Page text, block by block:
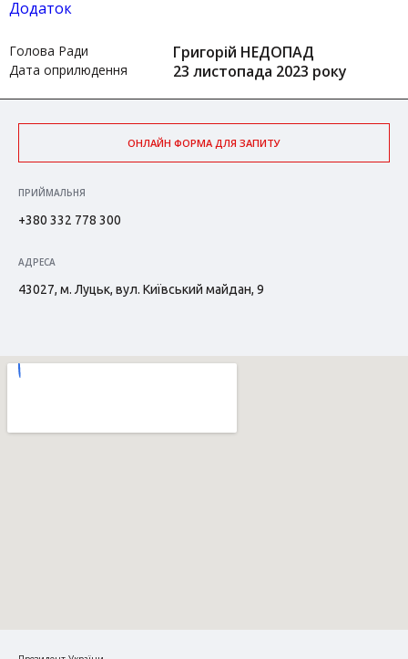
Додаток
Голова Ради Григорій НЕДОПАД
Дата оприлюдення 23 листопада 2023 року
ОНЛАЙН ФОРМА ДЛЯ ЗАПИТУ
ПРИЙМАЛЬНЯ
+380 332 778 300
АДРЕСА
43027, м. Луцьк, вул. Київський майдан, 9